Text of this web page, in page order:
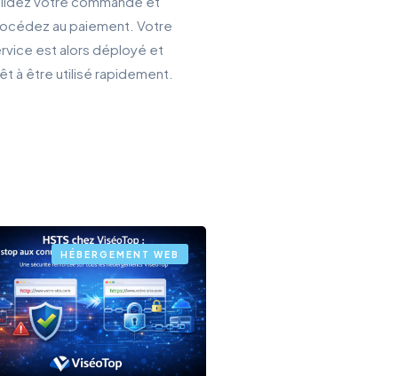
au paiement. Votre
est alors déployé et
à être utilisé rapidement.
HÉBERGEMENT WEB